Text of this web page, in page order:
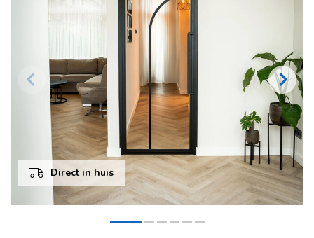
Direct in huis